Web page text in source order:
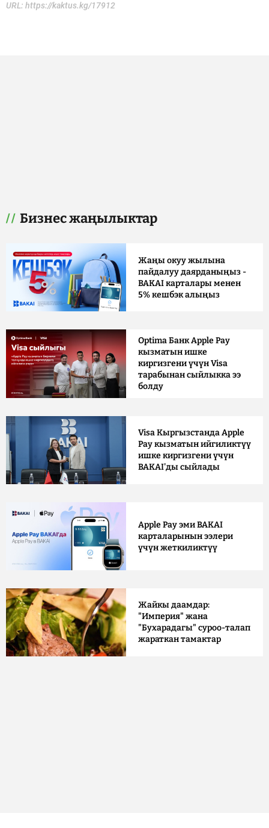
URL: https://kaktus.kg/17912
Бизнес жаңылыктар
Жаңы окуу жылына
пайдалуу даярданыңыз -
BAKAI карталары менен
5% кешбэк алыңыз
Optima Банк Apple Pay
кызматын ишке
киргизгени үчүн Visa
тарабынан сыйлыкка ээ
болду
Visa Кыргызстанда Apple
Pay кызматын ийгиликтүү
ишке киргизгени үчүн
BAKAI'ды сыйлады
Apple Pay эми BAKAI
карталарынын ээлери
үчүн жеткиликтүү
Жайкы даамдар:
"Империя" жана
"Бухарадагы" суроо-талап
жараткан тамактар